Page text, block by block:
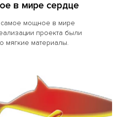
в мире сердце
мощное в мире
проекта были
мягкие материалы.